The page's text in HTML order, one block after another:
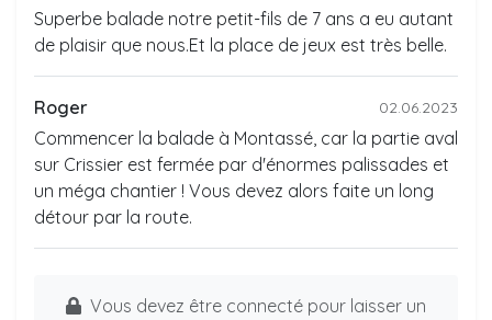
Superbe balade notre petit-fils de 7 ans a eu autant
de plaisir que nous.Et la place de jeux est très belle.
Roger 02.06.2023
Commencer la balade à Montassé, car la partie aval
sur Crissier est fermée par d'énormes palissades et
un méga chantier ! Vous devez alors faite un long
détour par la route.
Vous devez être connecté pour laisser un